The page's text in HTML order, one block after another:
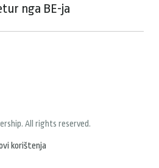
nga BE-ja
All rights reserved.
korištenja